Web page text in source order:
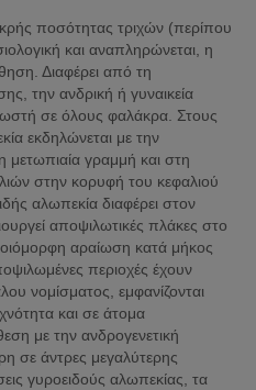
ποσότητας τριχών (περίπου
και αναπληρώνεται, η
Διαφέρει από τη
την ανδρική ή γυναικεία
σε όλους φαλάκρα. Στους
εκδηλώνεται με την
γραμμή και στη
στην κορυφή του κεφαλιού
αλωπεκία διαφέρει στον
αποψιλωτικές πλάκες στο
αραίωση κατά μήκος
περιοχές έχουν
νομίσματος, εμφανίζονται
και σε άτομα
με την ανδρογενετική
σε άντρες μεγαλύτερης
γυροειδούς αλωπεκίας, τα